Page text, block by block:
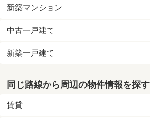
新築マンション
中古一戸建て
新築一戸建て
同じ路線から周辺の物件情報を探す
賃貸